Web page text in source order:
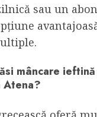
sau un
mâncare ieftină
Atena?